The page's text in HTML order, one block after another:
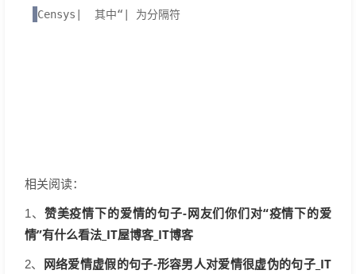
Censys|  其中“| 为分隔符
相关阅读：
1、 赞美疫情下的爱情的句子-网友们你们对“疫情下的爱
情”有什么看法_IT屋博客_IT博客
2、 网络爱情虚假的句子-形容男人对爱情很虚伪的句子_IT